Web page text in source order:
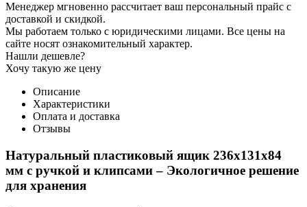
Менеджер мгновенно рассчитает ваш персональный прайс с
доставкой и скидкой.
Мы работаем только с юридическими лицами. Все цены на
сайте носят ознакомительный характер.
Нашли дешевле?
Хочу такую же цену
Описание
Характеристики
Оплата и доставка
Отзывы
Натуральный пластиковый ящик 236х131х84
мм с ручкой и клипсами – Экологичное решение
для хранения